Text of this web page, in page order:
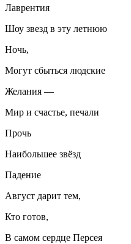
Лаврентия
Шоу звезд в эту летнюю
Ночь,
Могут сбыться людские
Желания —
Мир и счастье, печали
Прочь
Наибольшее звёзд
Падение
Август дарит тем,
Кто готов,
В самом сердце Персея